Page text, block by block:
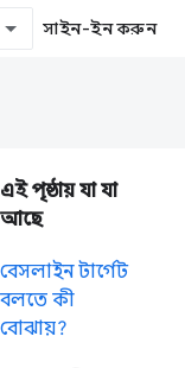
সাইন-ইন করুন
এই পৃষ্ঠায় যা যা
আছে
বেসলাইন টার্গেট
বলতে কী
বোঝায়?